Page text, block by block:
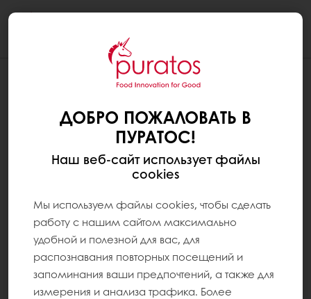
ДОБРО ПОЖАЛОВАТЬ В
ПУРАТОС!
Наш веб-сайт использует файлы
cookies
Мы используем файлы cookies, чтобы сделать
работу с нашим сайтом максимально
удобной и полезной для вас, для
распознавания повторных посещений и
запоминания ваши предпочтений, а также для
измерения и анализа трафика. Более